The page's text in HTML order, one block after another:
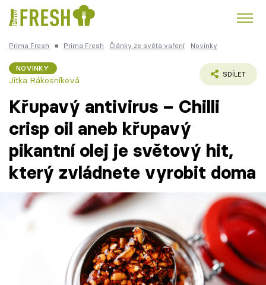
Česká kuchyně
Témata
Recepty
TV Program
Škola vaření
Prima Fresh ■ Prima Fresh Články ze světa vaření Novinky
NOVINKY
Jitka Rákosníková
SDÍLET
Křupavý antivirus – Chilli
crisp oil aneb křupavý
pikantní olej je světový hit,
který zvládnete vyrobit doma